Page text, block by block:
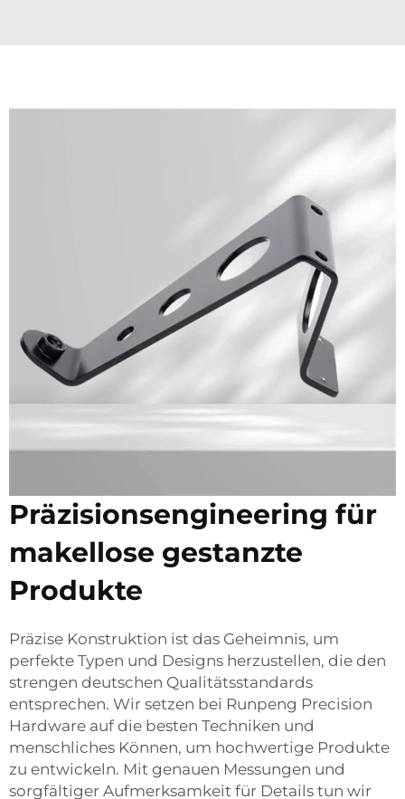
Präzisionsengineering für
makellose gestanzte
Produkte
Präzise Konstruktion ist das Geheimnis, um
perfekte Typen und Designs herzustellen, die den
strengen deutschen Qualitätsstandards
entsprechen. Wir setzen bei Runpeng Precision
Hardware auf die besten Techniken und
menschliches Können, um hochwertige Produkte
zu entwickeln. Mit genauen Messungen und
sorgfältiger Aufmerksamkeit für Details tun wir